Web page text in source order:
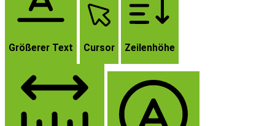
Größerer Text Cursor Zeilenhöhe